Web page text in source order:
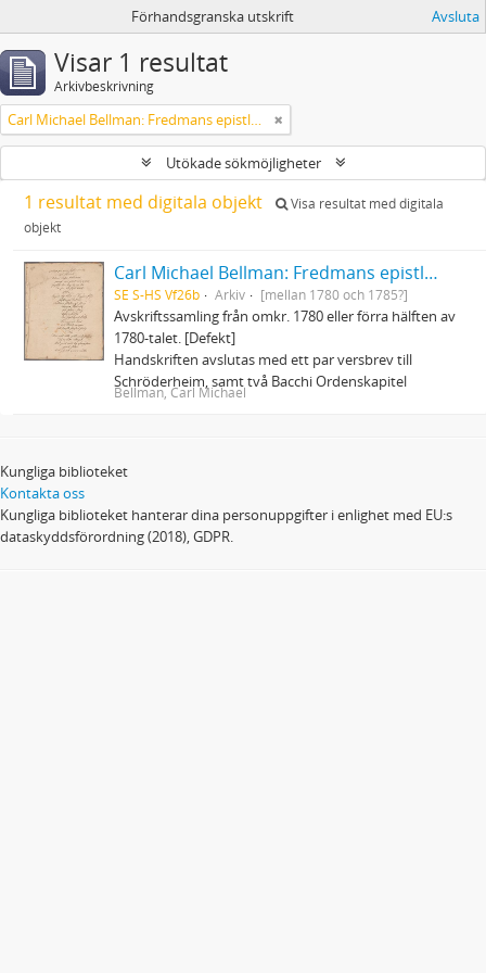
Förhandsgranska utskrift Avsluta
Visar 1 resultat
Arkivbeskrivning
Carl Michael Bellman: Fredmans epistlar och sånger m.fl. Bellman-texter
Utökade sökmöjligheter
1 resultat med digitala objekt
Visa resultat med digitala
objekt
Carl Michael Bellman: Fredmans epistlar och sånger m.fl. Bellman-texter
SE S-HS Vf26b Arkiv [mellan 1780 och 1785?]
Avskriftssamling från omkr. 1780 eller förra hälften av
1780-talet. [Defekt]
Handskriften avslutas med ett par versbrev till
Schröderheim, samt två Bacchi Ordenskapitel
Bellman, Carl Michael
Kungliga biblioteket
Kontakta oss
Kungliga biblioteket hanterar dina personuppgifter i enlighet med EU:s
dataskyddsförordning (2018), GDPR.